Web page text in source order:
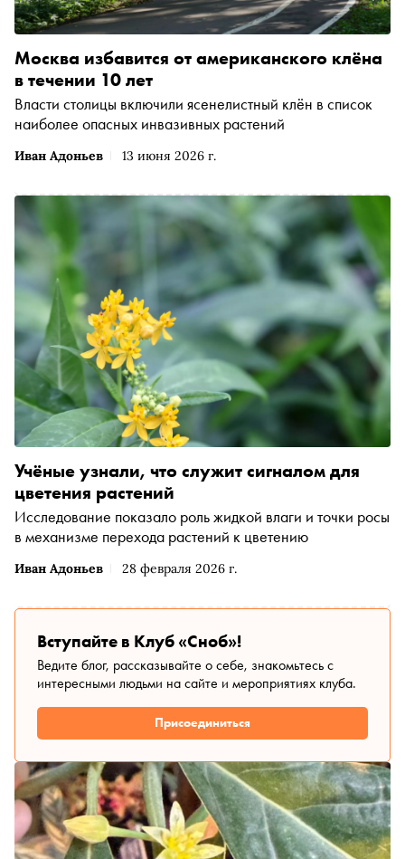
Иван Адоньев 13 июня 2026 г.
Москва избавится от американского клёна
в течении 10 лет
Власти столицы включили ясенелистный клён в список
наиболее опасных инвазивных растений
Иван Адоньев 28 февраля 2026 г.
Учёные узнали, что служит сигналом для
цветения растений
Исследование показало роль жидкой влаги и точки росы
в механизме перехода растений к цветению
Вступайте в Клуб «Сноб»!
Ведите блог, рассказывайте о себе, знакомьтесь с
интересными людьми на сайте и мероприятиях клуба.
Присоединиться